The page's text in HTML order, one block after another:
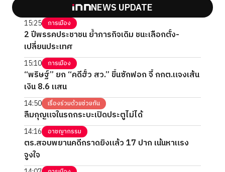
NEWS UPDATE
15:25 การเมือง
2 ปีพรรคประชาชน ย้ำภารกิจเดิม ชนะเลือกตั้ง-
เปลี่ยนประเทศ
15:10 การเมือง
“พริษฐ์” ยก “คดีฮั้ว สว.” ขึ้นซักฟอก จี้ กกต.แจงเส้น
เงิน 8.6 แสน
14:50 เรื่องร่วมด้วยช่วยกัน
ลืมกุญแจในรถกระบะเปิดประตูไม่ได้
14:16 อาชญากรรม
ตร.สอบพยานคดีกราดยิงแล้ว 17 ปาก เน้นหาแรง
จูงใจ